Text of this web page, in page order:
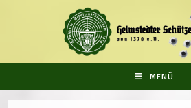
MENÜ